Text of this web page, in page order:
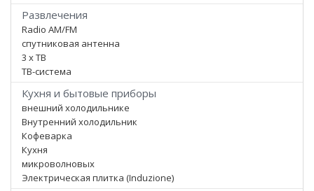
Развлечения
Radio AM/FM
спутниковая антенна
3 x ТВ
ТВ-система
Кухня и бытовые приборы
внешний холодильнике
Внутренний холодильник
Кофеварка
Кухня
микроволновых
Электрическая плитка (Induzione)